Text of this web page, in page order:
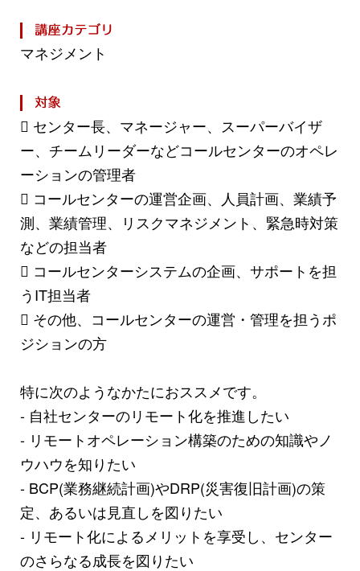
マネジメント
 センター長、マネージャー、スーパーバイザ
ー、チームリーダーなどコールセンターのオペレ
ーションの管理者
 コールセンターの運営企画、人員計画、業績予
測、業績管理、リスクマネジメント、緊急時対策
などの担当者
 コールセンターシステムの企画、サポートを担
うIT担当者
 その他、コールセンターの運営・管理を担うポ
ジションの方
特に次のようなかたにおススメです。
- 自社センターのリモート化を推進したい
- リモートオペレーション構築のための知識やノ
ウハウを知りたい
- BCP(業務継続計画)やDRP(災害復旧計画)の策
定、あるいは見直しを図りたい
- リモート化によるメリットを享受し、センター
のさらなる成長を図りたい